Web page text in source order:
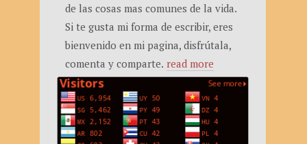
de las cosas mas comunes de la vida.
Si te gusta mi forma de escribir, eres
bienvenido en mi pagina, disfrútala,
comenta y comparte. read more